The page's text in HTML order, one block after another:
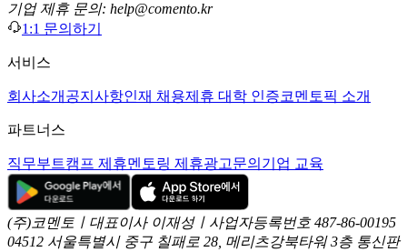
기업 제휴 문의: help@comento.kr
1:1 문의하기
서비스
회사소개 공지사항인재 채용제휴 대학 인증코멘토픽 소개
파트너스
직무부트캠프 제휴멘토링 제휴광고문의 기업 교육
(주)코멘토ㅣ대표이사 이재성ㅣ사업자등록번호 487-86-00195
04512 서울특별시 중구 칠패로 28, 메리츠강북타워 3층 통신판